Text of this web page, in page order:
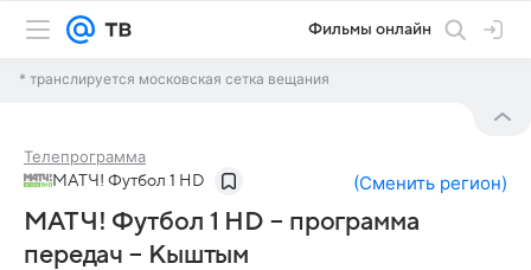
Фильмы онлайн
* транслируется московская сетка вещания
Телепрограмма
МАТЧ! Футбол 1 HD (Сменить регион)
МАТЧ! Футбол 1 HD – программа
передач – Кыштым